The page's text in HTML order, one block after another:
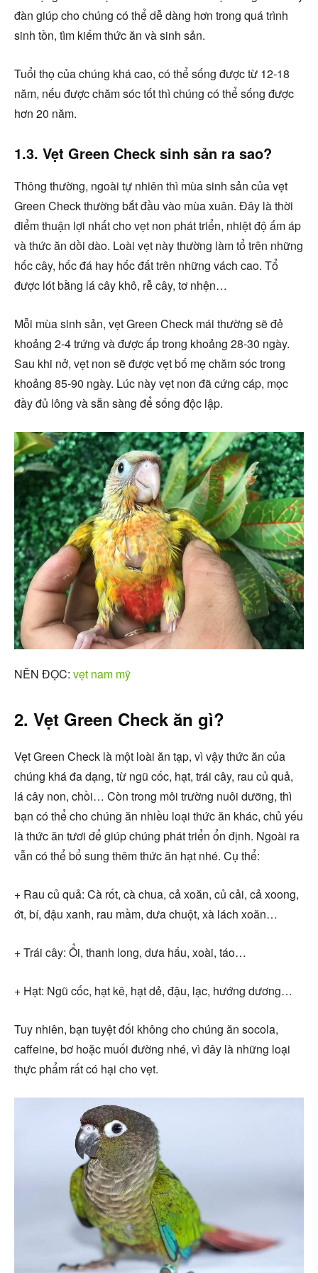
đàn giúp cho chúng có thể dễ dàng hơn trong quá trình
sinh tồn, tìm kiếm thức ăn và sinh sản.
Tuổi thọ của chúng khá cao, có thể sống được từ 12-18
năm, nếu được chăm sóc tốt thì chúng có thể sống được
hơn 20 năm.
1.3. Vẹt Green Check sinh sản ra sao?
Thông thường, ngoài tự nhiên thì mùa sinh sản của vẹt
Green Check thường bắt đầu vào mùa xuân. Đây là thời
điểm thuận lợi nhất cho vẹt non phát triển, nhiệt độ ấm áp
và thức ăn dồi dào. Loài vẹt này thường làm tổ trên những
hốc cây, hốc đá hay hốc đất trên những vách cao. Tổ
được lót bằng lá cây khô, rễ cây, tơ nhện…
Mỗi mùa sinh sản, vẹt Green Check mái thường sẽ đẻ
khoảng 2-4 trứng và được ấp trong khoảng 28-30 ngày.
Sau khi nở, vẹt non sẽ được vẹt bố mẹ chăm sóc trong
khoảng 85-90 ngày. Lúc này vẹt non đã cứng cáp, mọc
đầy đủ lông và sẵn sàng để sống độc lập.
NÊN ĐỌC: vẹt nam mỹ
2. Vẹt Green Check ăn gì?
Vẹt Green Check là một loài ăn tạp, vì vậy thức ăn của
chúng khá đa dạng, từ ngũ cốc, hạt, trái cây, rau củ quả,
lá cây non, chồi… Còn trong môi trường nuôi dưỡng, thì
bạn có thể cho chúng ăn nhiều loại thức ăn khác, chủ yếu
là thức ăn tươi để giúp chúng phát triển ổn định. Ngoài ra
vẫn có thể bổ sung thêm thức ăn hạt nhé. Cụ thể:
+ Rau củ quả: Cà rốt, cà chua, cả xoăn, củ cải, cả xoong,
ớt, bí, đậu xanh, rau mầm, dưa chuột, xà lách xoăn…
+ Trái cây: Ổi, thanh long, dưa hấu, xoài, táo…
+ Hạt: Ngũ cốc, hạt kê, hạt dẻ, đậu, lạc, hướng dương…
Tuy nhiên, bạn tuyệt đối không cho chúng ăn socola,
caffeine, bơ hoặc muối đường nhé, vì đây là những loại
thực phẩm rất có hại cho vẹt.